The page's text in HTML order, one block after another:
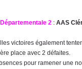
Départementale 2: AAS
victoires également
place avec 2 défaites.
pour ramener une